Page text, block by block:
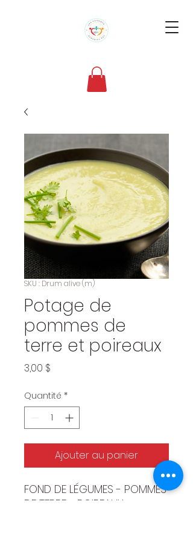
SKU : Drum alive (m)
Potage de
pommes de
terre et poireaux
3,00 $
Quantité *
Ajouter au panier
FOND DE LÉGUMES - POMMES
DE TERRE - POIREAUX -